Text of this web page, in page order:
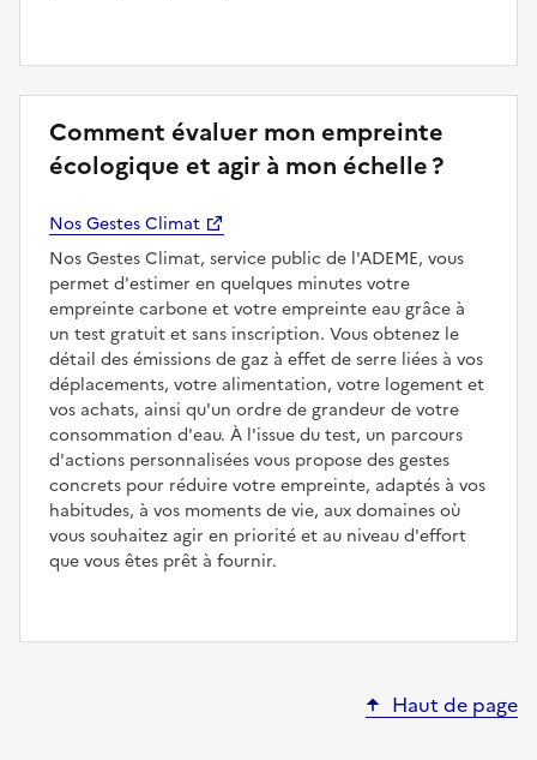
Comment évaluer mon empreinte
écologique et agir à mon échelle ?
Nos Gestes Climat
Nos Gestes Climat, service public de l'ADEME, vous
permet d'estimer en quelques minutes votre
empreinte carbone et votre empreinte eau grâce à
un test gratuit et sans inscription. Vous obtenez le
détail des émissions de gaz à effet de serre liées à vos
déplacements, votre alimentation, votre logement et
vos achats, ainsi qu'un ordre de grandeur de votre
consommation d'eau. À l'issue du test, un parcours
d'actions personnalisées vous propose des gestes
concrets pour réduire votre empreinte, adaptés à vos
habitudes, à vos moments de vie, aux domaines où
vous souhaitez agir en priorité et au niveau d'effort
que vous êtes prêt à fournir.
Haut de page